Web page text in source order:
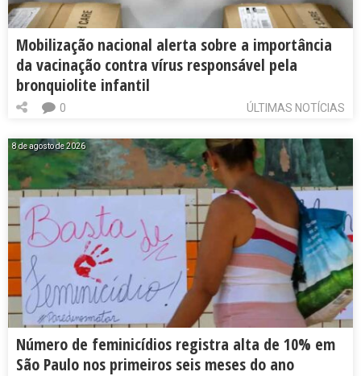
Mobilização nacional alerta sobre a importância
da vacinação contra vírus responsável pela
bronquiolite infantil
ÚLTIMAS NOTÍCIAS
0
8 de agosto de 2026
Número de feminicídios registra alta de 10% em
São Paulo nos primeiros seis meses do ano